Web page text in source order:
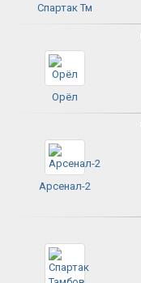
Спартак Тм
Орёл
Арсенал-2